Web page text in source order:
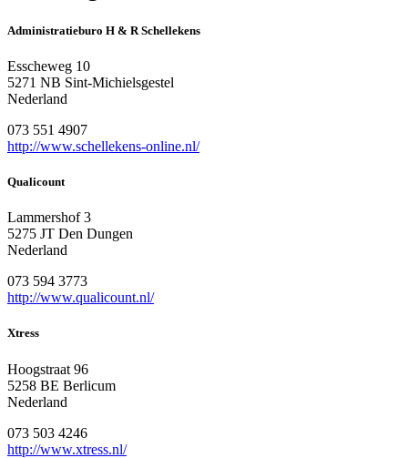
Administratieburo H & R Schellekens
Esscheweg 10
5271 NB Sint-Michielsgestel
Nederland
073 551 4907
http://www.schellekens-online.nl/
Qualicount
Lammershof 3
5275 JT Den Dungen
Nederland
073 594 3773
http://www.qualicount.nl/
Xtress
Hoogstraat 96
5258 BE Berlicum
Nederland
073 503 4246
http://www.xtress.nl/